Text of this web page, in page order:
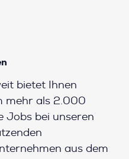
bietet Ihnen
mehr als 2.000
Jobs bei unseren
aus dem